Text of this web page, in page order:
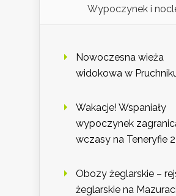
Wypoczynek i
Nowoczesna wieża
widokowa w
Wakacje! Wspaniały
wypoczynek
wczasy na Teneryfie
Obozy żeglarskie –
żeglarskie na